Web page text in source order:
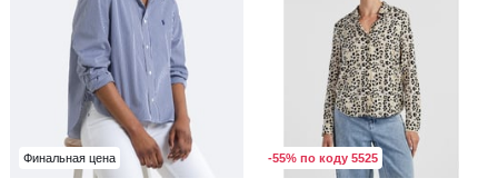
Финальная цена -55% по коду 5525